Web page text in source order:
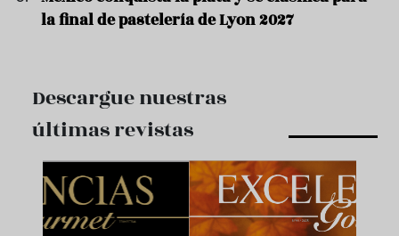
la final de pastelería de Lyon 2027
Descargue nuestras
últimas revistas